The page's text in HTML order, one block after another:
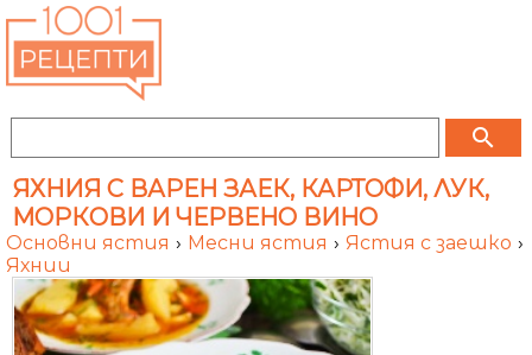
search
ЯХНИЯ С ВАРЕН ЗАЕК, КАРТОФИ, ЛУК,
МОРКОВИ И ЧЕРВЕНО ВИНО
Основни ястия › Месни ястия › Ястия с заешко ›
Яхнии